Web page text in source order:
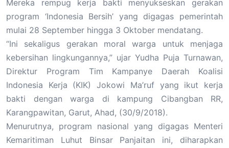
Mereka rempug kerja bakti menyukseskan gerakan
program ‘Indonesia Bersih’ yang digagas pemerintah
mulai 28 September hingga 3 Oktober mendatang.
“Ini sekaligus gerakan moral warga untuk menjaga
kebersihan lingkungannya,” ujar Yudha Puja Turnawan,
Direktur Program Tim Kampanye Daerah Koalisi
Indonesia Kerja (KIK) Jokowi Ma’ruf yang ikut kerja
bakti dengan warga di kampung Cibangban RR,
Karangpawitan, Garut, Ahad, (30/9/2018).
Menurutnya, program nasional yang digagas Menteri
Kemaritiman Luhut Binsar Panjaitan ini, diharapkan